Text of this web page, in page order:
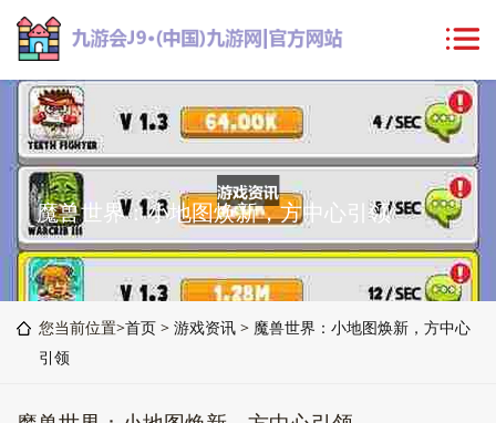
魔兽世界：小地图焕新，方中心引领
您当前位置>首页 > 游戏资讯 > 魔兽世界：小地图焕新，方中心
引领